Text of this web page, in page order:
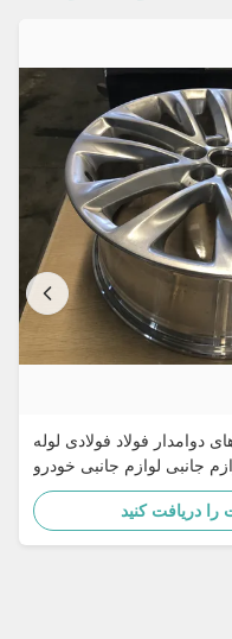
دوامدار فولاد فولادی لوله
جانبی لوازم جانبی خودرو
را دریافت کنید